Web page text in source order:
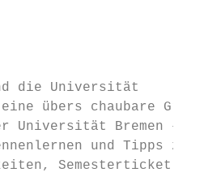
die Universität
über­s chaubare
Universität Bremen –
und Tipps
Semesterticket,